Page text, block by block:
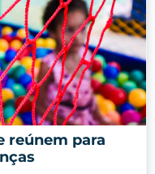
reúnem para